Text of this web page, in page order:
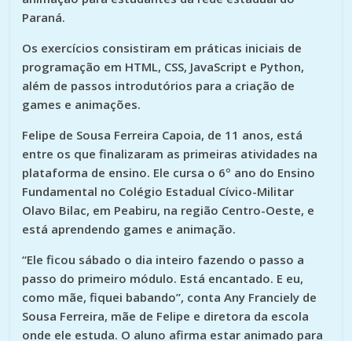
Paraná.
Os exercícios consistiram em práticas iniciais de
programação em HTML, CSS, JavaScript e Python,
além de passos introdutórios para a criação de
games e animações.
Felipe de Sousa Ferreira Capoia, de 11 anos, está
entre os que finalizaram as primeiras atividades na
plataforma de ensino. Ele cursa o 6º ano do Ensino
Fundamental no Colégio Estadual Cívico-Militar
Olavo Bilac, em Peabiru, na região Centro-Oeste, e
está aprendendo games e animação.
“Ele ficou sábado o dia inteiro fazendo o passo a
passo do primeiro módulo. Está encantado. E eu,
como mãe, fiquei babando”, conta Any Franciely de
Sousa Ferreira, mãe de Felipe e diretora da escola
onde ele estuda. O aluno afirma estar animado para